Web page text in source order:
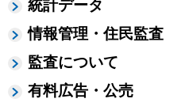
統計データ
情報管理・住民監査
監査について
有料広告・公売